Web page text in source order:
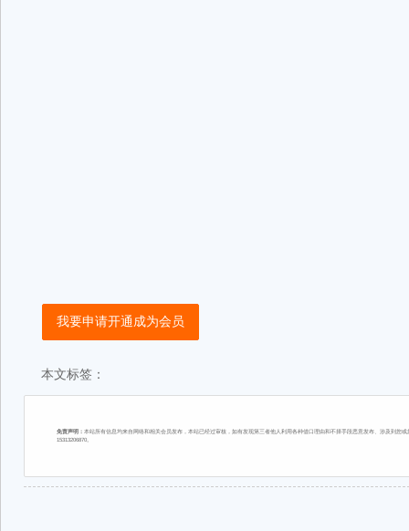
我要申请开通成为会员
本文标签：
免责声明： 本站所有信息均来自网络和相关会员发布，本站已经过审核，如有发现第三者他人利用各种借口理由和不择手段恶意发布、涉及到
15313206870。